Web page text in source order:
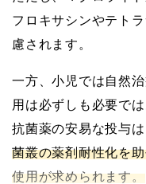
フロキサシンやテト
慮されます。
一方、小児では自然
用は必ずしも必要で
抗菌薬の安易な投与
菌叢の薬剤耐性化を
使用が求められます。